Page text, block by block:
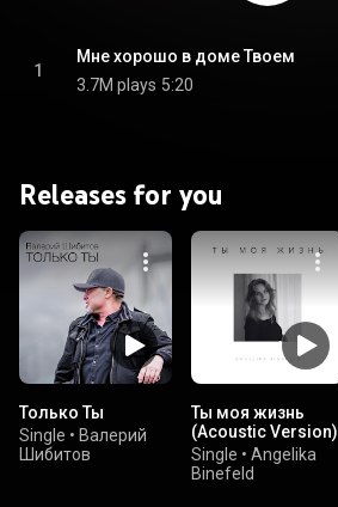
1
Мне хорошо в доме Твоем
3.7M plays 5:20
Releases for you
Только Ты
Single • Валерий
Шибитов
Ты моя жизнь
(Acoustic Version)
Single • Angelika
Binefeld